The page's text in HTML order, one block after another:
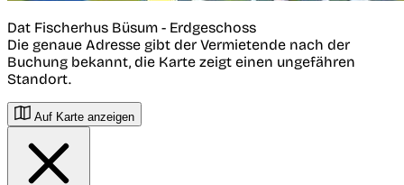
Dat Fischerhus Büsum - Erdgeschoss
Die genaue Adresse gibt der Vermietende nach der
Buchung bekannt, die Karte zeigt einen ungefähren
Standort.
Auf Karte anzeigen